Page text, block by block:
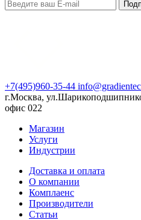
+7(495)960-35-44
г.Москва,
офис 022
Магазин
Услуги
Индустрии
Доставка и оплата
О компании
Комплаенс
Производители
Статьи